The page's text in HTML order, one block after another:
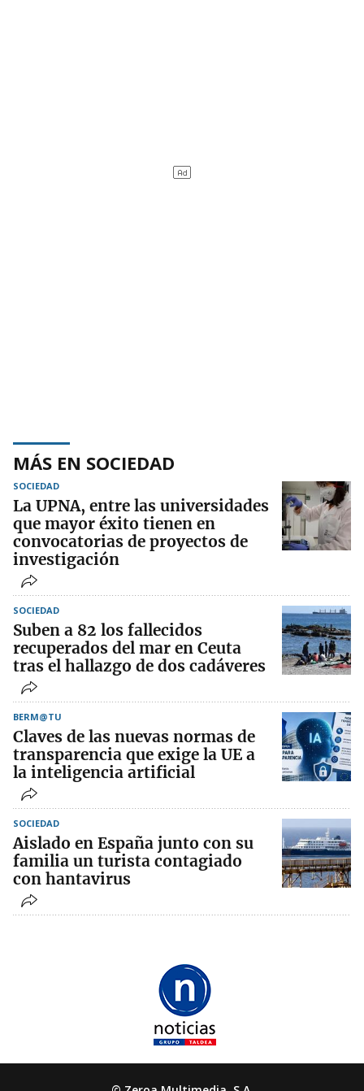
MÁS EN SOCIEDAD
SOCIEDAD
La UPNA, entre las universidades
que mayor éxito tienen en
convocatorias de proyectos de
investigación
SOCIEDAD
Suben a 82 los fallecidos
recuperados del mar en Ceuta
tras el hallazgo de dos cadáveres
BERM@TU
Claves de las nuevas normas de
transparencia que exige la UE a
la inteligencia artificial
SOCIEDAD
Aislado en España junto con su
familia un turista contagiado
con hantavirus